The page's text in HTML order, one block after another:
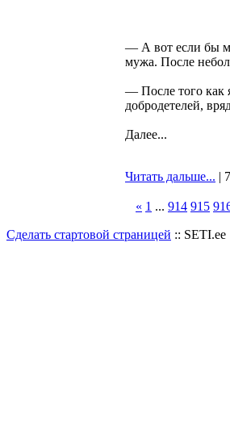
— А вот если бы
мужа. После
— После того как
добродетелей,
Далее...
Читать дальше... |
« 1 ... 914 915
Сделать стартовой страницей :: SETI.ee